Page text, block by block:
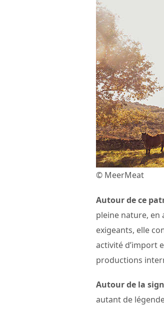
© MeerMeat
Autour de ce
pleine nature, en
exigeants, elle
activité d’import
productions
Autour de la
autant de